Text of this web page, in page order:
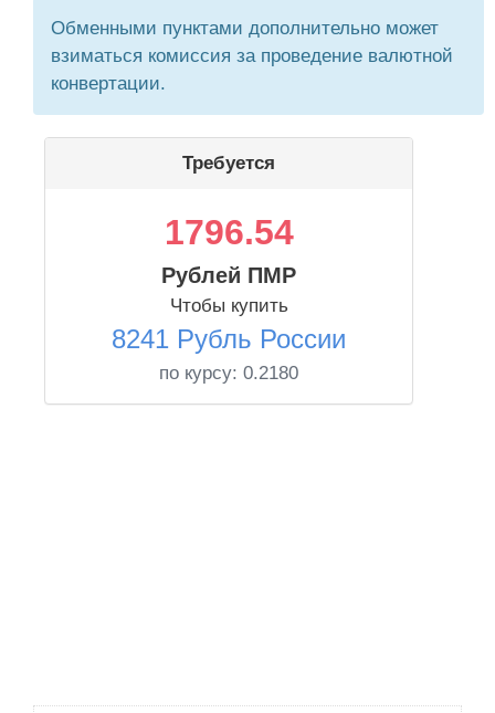
Обменными пунктами дополнительно может
взиматься комиссия за проведение валютной
конвертации.
Требуется
1796.54
Рублей ПМР
Чтобы купить
8241 Рубль России
по курсу: 0.2180